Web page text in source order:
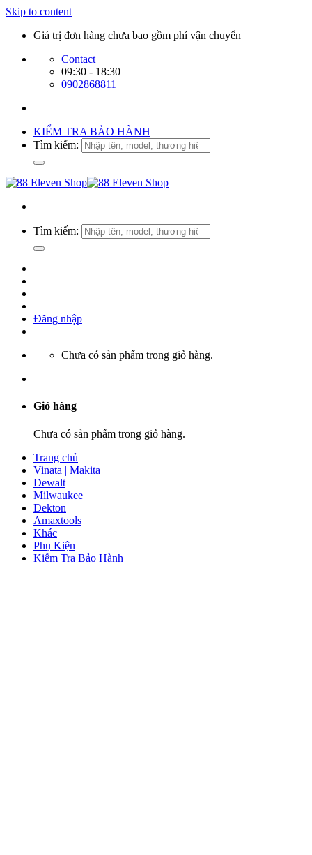
Skip to content
Giá trị đơn hàng chưa bao gồm phí vận chuyển
Contact
09:30 - 18:30
0902868811
KIỂM TRA BẢO HÀNH
Tìm kiếm:
Tìm kiếm:
Đăng nhập
Chưa có sản phẩm trong giỏ hàng.
Giỏ hàng
Chưa có sản phẩm trong giỏ hàng.
Trang chủ
Vinata | Makita
Dewalt
Milwaukee
Dekton
Amaxtools
Khác
Phụ Kiện
Kiểm Tra Bảo Hành